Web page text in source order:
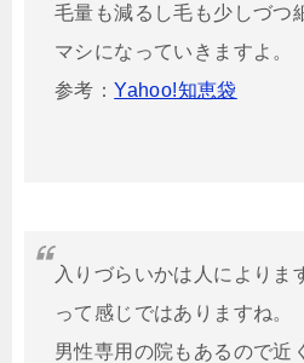
毛量も減るし毛も少しづつ
マシになっていきますよ。
参考：Yahoo!知恵袋
入りづらいかは人によりま
って感じではありますね。
男性専用の院もあるので近